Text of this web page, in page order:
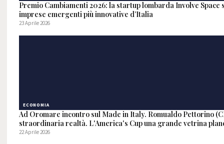
Premio Cambiamenti 2026: la startup lombarda Involve
imprese emergenti più innovative d’Italia
23 Aprile 2026
ECONOMIA
Ad Oromare incontro sul Made in Italy. Romualdo Pettorino
straordinaria realtà. L'America's Cup una grande vetrina
22 Aprile 2026